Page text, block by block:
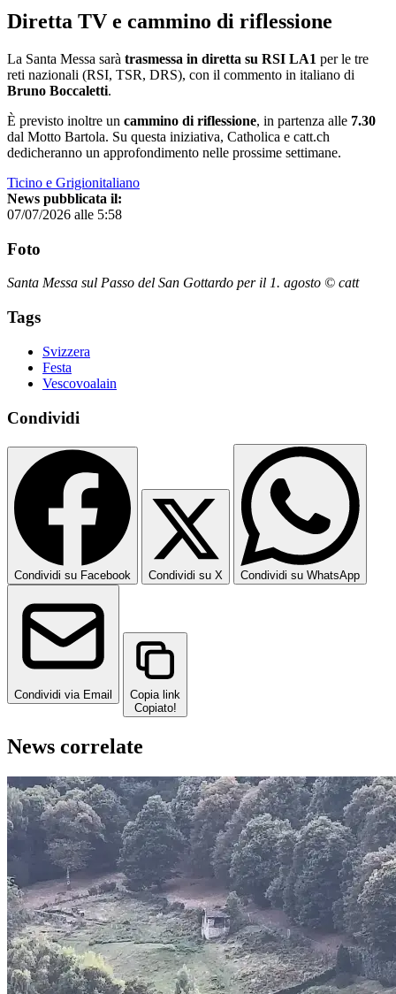
Diretta TV e cammino di riflessione
La Santa Messa sarà trasmessa in diretta su RSI LA1 per le tre
reti nazionali (RSI, TSR, DRS), con il commento in italiano di
Bruno Boccaletti.
È previsto inoltre un cammino di riflessione, in partenza alle 7.30
dal Motto Bartola. Su questa iniziativa, Catholica e catt.ch
dedicheranno un approfondimento nelle prossime settimane.
Ticino e Grigionitaliano
News pubblicata il:
07/07/2026 alle 5:58
Foto
Santa Messa sul Passo del San Gottardo per il 1. agosto © catt
Tags
Svizzera
Festa
Vescovoalain
Condividi
Condividi su Facebook Condividi su X Condividi su WhatsApp
Condividi via Email
Copia link
Copiato!
News correlate